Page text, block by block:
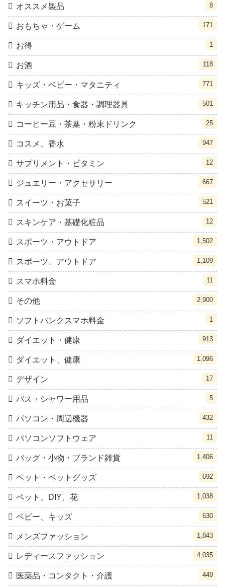
オススメ製品 8
おもちゃ・ゲーム 171
お得 1
お酒 118
キッズ・ベビー・マタニティ 771
キッチン用品・食器・調理器具 501
コーヒー豆・茶葉・粉末ドリンク 25
コスメ、香水 947
サプリメント・ビタミン 12
ジュエリー・アクセサリー 667
スイーツ・お菓子 521
スキンケア・基礎化粧品 12
スポーツ・アウトドア 1,502
スポーツ、アウトドア 1,109
スマホ料金 11
その他 2,900
ソフトバンクスマホ料金 1
ダイエット・健康 913
ダイエット、健康 1,096
デザイン 17
バス・シャワー用品 5
パソコン・周辺機器 432
パソコンソフトウェア 11
バッグ・小物・ブランド雑貨 1,406
ペット・ペットグッズ 692
ペット、DIY、花 1,038
ベビー、キッズ 630
メンズファッション 1,843
レディースファッション 4,035
医薬品・コンタクト・介護 449